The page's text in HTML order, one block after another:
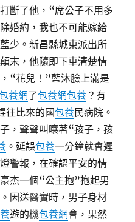
斷了他，“席公子不用多
婚約，我也不可能嫁給
少。新昌縣城東派出所
末，他隨即下車清楚情
“花兒！”藍沐臉上滿是
養網了包養網包養 ？有
往比來的國包養民病院。
，聲聲叫嚷著“孩子，孩
。延誤包養一分鐘就會遲
警報，在確認平安的情
杰一個“公主抱”抱起男
因送醫實時，男子身材
遊的機包養網會，果然